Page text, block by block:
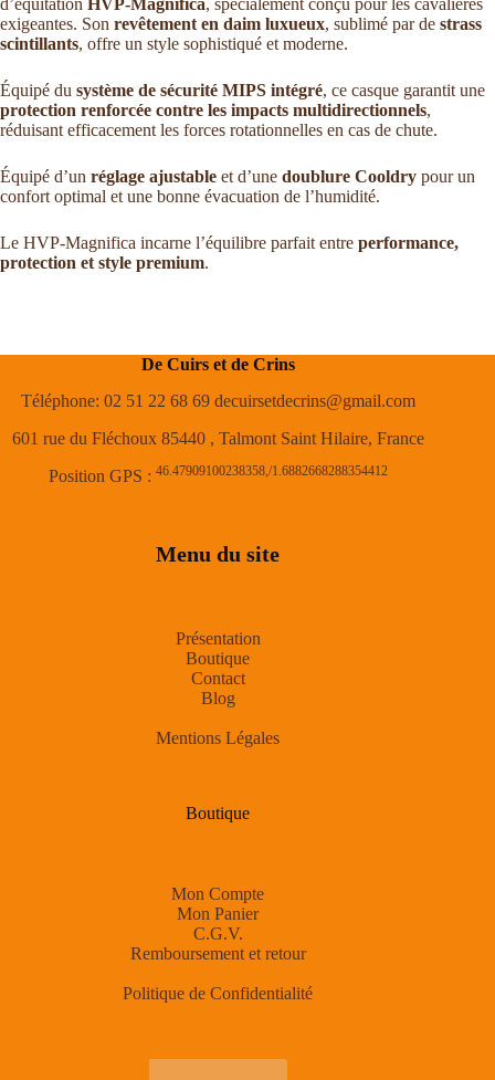
d’équitation HVP-Magnifica, spécialement conçu pour les cavalières
exigeantes. Son revêtement en daim luxueux, sublimé par de strass
scintillants, offre un style sophistiqué et moderne.
Équipé du système de sécurité MIPS intégré, ce casque garantit une
protection renforcée contre les impacts multidirectionnels,
réduisant efficacement les forces rotationnelles en cas de chute.
Équipé d’un réglage ajustable et d’une doublure Cooldry pour un
confort optimal et une bonne évacuation de l’humidité.
Le HVP-Magnifica incarne l’équilibre parfait entre performance,
protection et style premium.
De Cuirs et de Crins
Téléphone: 02 51 22 68 69 decuirsetdecrins@gmail.com
601 rue du Fléchoux 85440 , Talmont Saint Hilaire, France
Position GPS : 46.47909100238358,/1.6882668288354412
Menu du site
Présentation
Boutique
Contact
Blog
Mentions Légales
Boutique
Mon Compte
Mon Panier
C.G.V.
Remboursement et retour
Politique de Confidentialité